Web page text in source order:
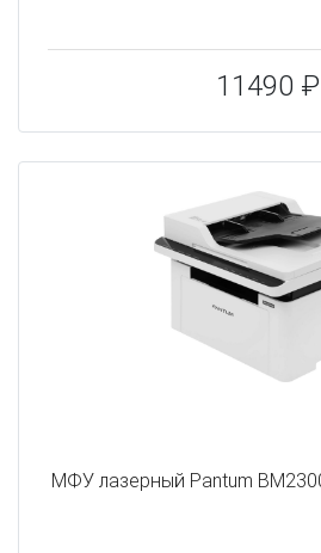
11490 ₽
МФУ лазерный Pantum